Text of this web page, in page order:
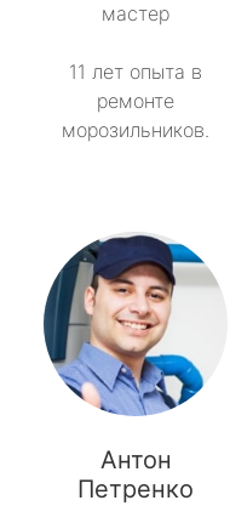
мастер
11 лет опыта в
ремонте
морозильников.
Антон
Петренко